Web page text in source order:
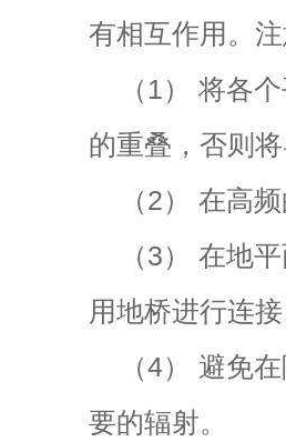
有相互作用。
（1） 将各
的重叠，否则
（2） 在高
（3） 在地
用地桥进行连
（4） 避免
要的辐射。